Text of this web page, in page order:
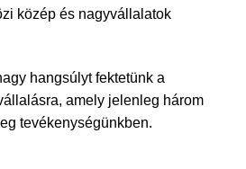
közép és nagyvállalatok
hangsúlyt fektetünk a
amely jelenleg három
tevékenységünkben.